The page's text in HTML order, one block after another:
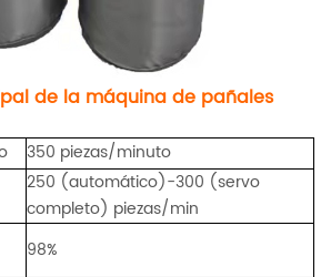
de la máquina de pañales
350 piezas/minuto
250 (automático)-300 (servo
completo) piezas/min
98%